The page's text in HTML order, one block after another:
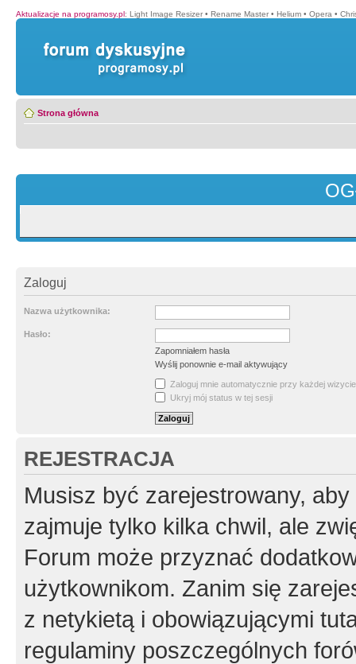
Aktualizacje na programosy.pl: Light Image Resizer • Rename Master • Helium • Opera •
Strona główna
Zaloguj
Nazwa użytkownika:
Hasło:
Zapomniałem hasła
Wyślij ponownie e-mail aktywujący
Zaloguj mnie automatycznie przy każdej wizycie
Ukryj mój status w tej sesji
REJESTRACJA
Musisz być zarejestrowany,
zajmuje tylko kilka chwil, ale
Forum może przyznać
użytkownikom. Zanim się
z netykietą i obowiązującymi
regulaminy poszczególnych